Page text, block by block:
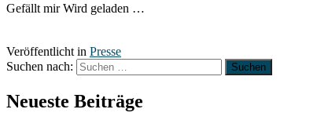
Gefällt mir Wird geladen …
Veröffentlicht in Presse
Suchen nach:
Neueste Beiträge